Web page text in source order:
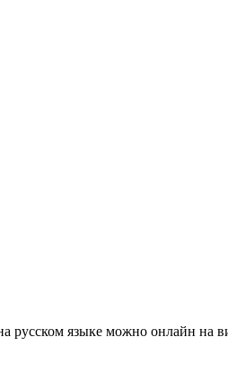
языке можно онлайн на